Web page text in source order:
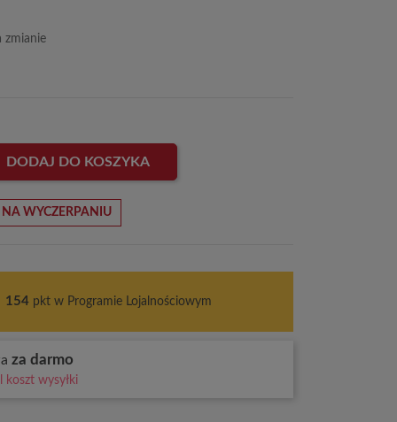
zmianie
DODAJ DO KOSZYKA
NA WYCZERPANIU
154pkt w Programie Lojalnościowym
za darmo
koszt wysyłki